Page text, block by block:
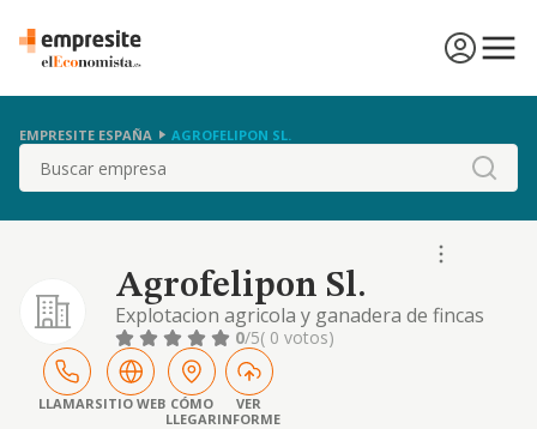
EMPRESITE ESPAÑA AGROFELIPON SL.
Buscar
Agrofelipon Sl.
Explotacion agricola y ganadera de fincas
rusticas
0/5( 0 votos)
LLAMARSITIO WEB CÓMO
LLEGAR
VER
INFORME